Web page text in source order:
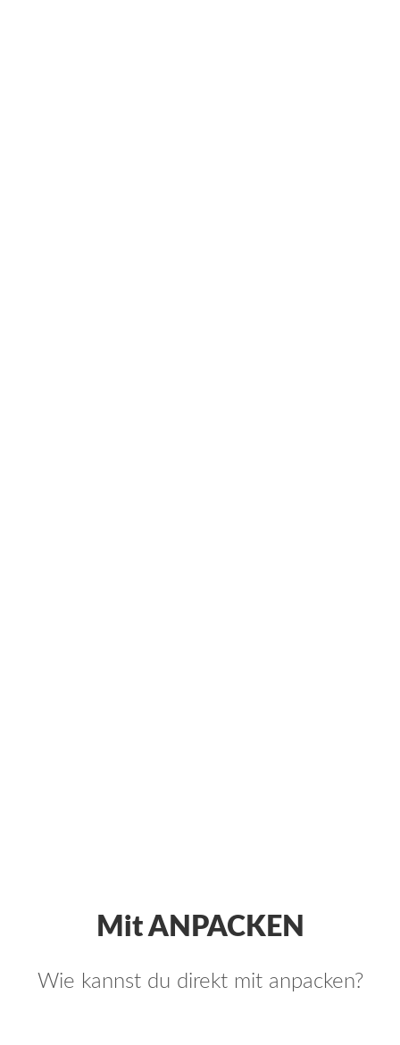
Mit ANPACKEN
Wie kannst du direkt mit anpacken?